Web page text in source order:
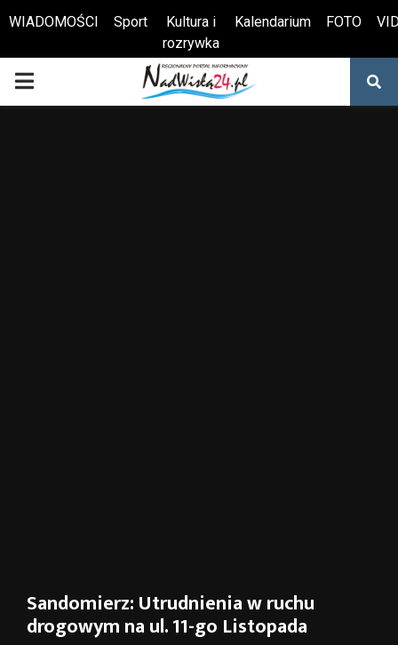
Otwórz pasek narzędzi
WIADOMOŚCI Sport
Kultura i
rozrywka
Kalendarium FOTO
PRIMARY
Sandomierz: Utrudnienia w ruchu
drogowym na ul. 11-go Listopada